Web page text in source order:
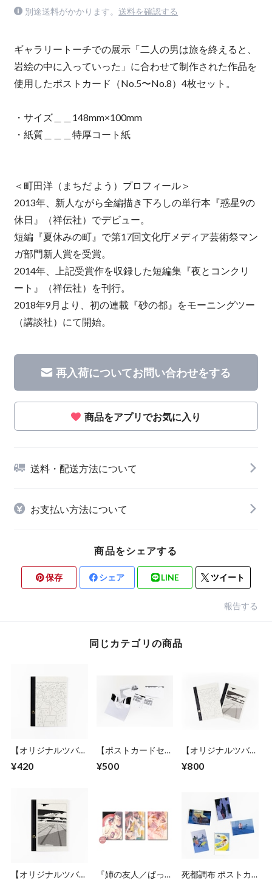
別途送料がかかります。 送料を確認する
ギャラリートーチでの展示「二人の男は旅を終えると、
岩絵の中に入っていった」に合わせて制作された作品を
使用したポストカード（No.5〜No.8）4枚セット。
・サイズ＿＿148mm×100mm
・紙質＿＿＿特厚コート紙
＜町田洋（まちだ よう）プロフィール＞
2013年、新人ながら全編描き下ろしの単行本『惑星9の
休日』（祥伝社）でデビュー。
短編『夏休みの町』で第17回文化庁メディア芸術祭マン
ガ部門新人賞を受賞。
2014年、上記受賞作を収録した短編集『夜とコンクリ
ート』（祥伝社）を刊行。
2018年9月より、初の連載『砂の都』をモーニングツー
（講談社）にて開始。
再入荷についてお問い合わせをする
商品をアプリでお気に入り
送料・配送方法について
お支払い方法について
商品をシェアする
保存 シェア LINE ツイート
報告する
同じカテゴリの商品
【オリジナルツバメ
ストカバーA5サイ
¥420
【ポストカードセッ
男は旅を終えると、
¥500
【オリジナルツバメ
町田洋イラストカバ
¥800
【オリジナルツバメ
『姉の友人／ばった
死都調布 ポストカ